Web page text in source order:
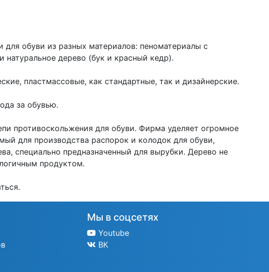
обуви из разных материалов: пеноматериалы с
дерево (бук и красный кедр).
пластмассовые, как стандартные, так и дизайнерские.
за обувью.
противоскольжения для обуви. Фирма уделяет огромное
для производства распорок и колодок для обуви,
специально предназначенный для вырубки. Дерево не
продуктом.
Мы в соцсетях
Youtube
ВК